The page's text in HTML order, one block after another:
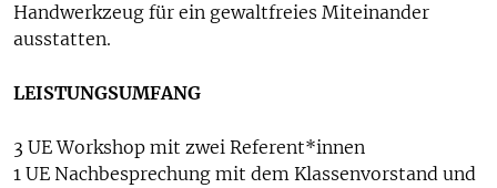
Handwerkzeug für ein gewaltfreies Miteinander
ausstatten.
LEISTUNGSUMFANG
3 UE Workshop mit zwei Referent*innen
1 UE Nachbesprechung mit dem Klassenvorstand und